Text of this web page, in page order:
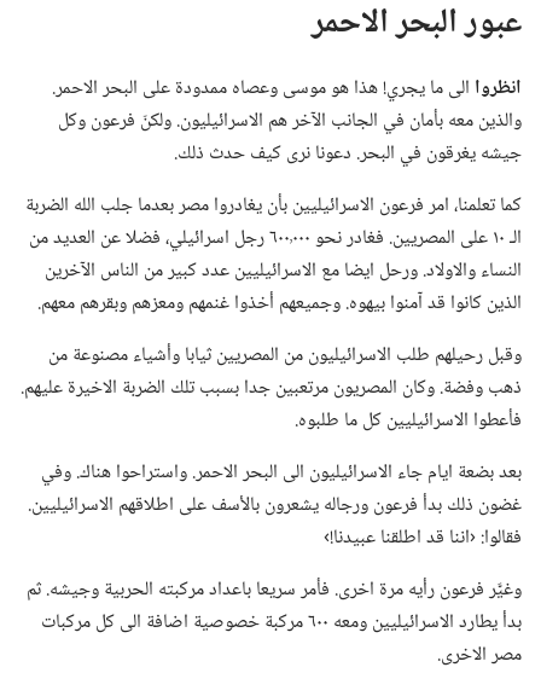
عبور البحر الاحمر
انظروا الى ما يجري!‏ هذا هو موسى وعصاه ممدودة على البحر الاحمر.‏
والذين معه بأمان في الجانب الآخر هم الاسرائيليون.‏ ولكنّ فرعون وكل
جيشه يغرقون في البحر.‏ دعونا نرى كيف حدث ذلك.‏
كما تعلمنا،‏ امر فرعون الاسرائيليين بأن يغادروا مصر بعدما جلب الله الضربة
الـ‍ ١٠ على المصريين.‏ فغادر نحو ٠٠٠
٦٠٠ رجل اسرائيلي،‏ فضلا عن العديد من
النساء والاولاد.‏ ورحل ايضا مع الاسرائيليين عدد كبير من الناس الآخرين
الذين كانوا قد آمنوا بيهوه.‏ وجميعهم أخذوا غنمهم ومعزهم وبقرهم معهم.‏
وقبل رحيلهم طلب الاسرائيليون من المصريين ثيابا وأشياء مصنوعة من
ذهب وفضة.‏ وكان المصريون مرتعبين جدا بسبب تلك الضربة الاخيرة عليهم.‏
فأعطوا الاسرائيليين كل ما طلبوه.‏
بعد بضعة ايام جاء الاسرائيليون الى البحر الاحمر.‏ واستراحوا هناك.‏ وفي
غضون ذلك بدأ فرعون ورجاله يشعرون بالأسف على اطلاقهم الاسرائيليين.‏
فقالوا:‏ ‹اننا قد اطلقنا عبيدنا!‏›‏
وغيَّر فرعون رأيه مرة اخرى.‏ فأمر سريعا باعداد مركبته الحربية وجيشه.‏ ثم
بدأ يطارد الاسرائيليين ومعه ٦٠٠ مركبة خصوصية اضافة الى كل مركبات
مصر الاخرى.‏